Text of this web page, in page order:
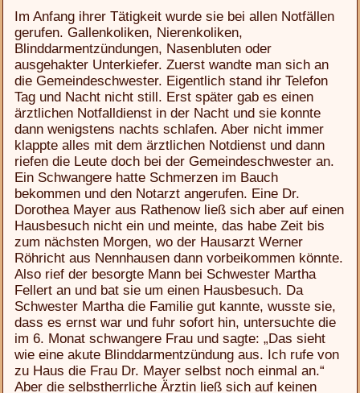
Im Anfang ihrer Tätigkeit wurde sie bei allen Notfällen
gerufen. Gallenkoliken, Nierenkoliken,
Blinddarmentzündungen, Nasenbluten oder
ausgehakter Unterkiefer. Zuerst wandte man sich an
die Gemeindeschwester. Eigentlich stand ihr Telefon
Tag und Nacht nicht still. Erst später gab es einen
ärztlichen Notfalldienst in der Nacht und sie konnte
dann wenigstens nachts schlafen. Aber nicht immer
klappte alles mit dem ärztlichen Notdienst und dann
riefen die Leute doch bei der Gemeindeschwester an.
Ein Schwangere hatte Schmerzen im Bauch
bekommen und den Notarzt angerufen. Eine Dr.
Dorothea Mayer aus Rathenow ließ sich aber auf einen
Hausbesuch nicht ein und meinte, das habe Zeit bis
zum nächsten Morgen, wo der Hausarzt Werner
Röhricht aus Nennhausen dann vorbeikommen könnte.
Also rief der besorgte Mann bei Schwester Martha
Fellert an und bat sie um einen Hausbesuch. Da
Schwester Martha die Familie gut kannte, wusste sie,
dass es ernst war und fuhr sofort hin, untersuchte die
im 6. Monat schwangere Frau und sagte: „Das sieht
wie eine akute Blinddarmentzündung aus. Ich rufe von
zu Haus die Frau Dr. Mayer selbst noch einmal an.“
Aber die selbstherrliche Ärztin ließ sich auf keinen